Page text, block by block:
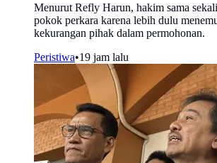
Menurut Refly Harun, hakim sama
pokok perkara karena lebih dulu
kekurangan pihak dalam permohonan.
Peristiwa•19 jam lalu